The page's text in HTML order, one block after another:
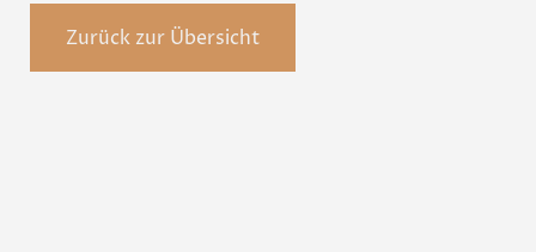
Zurück zur Übersicht